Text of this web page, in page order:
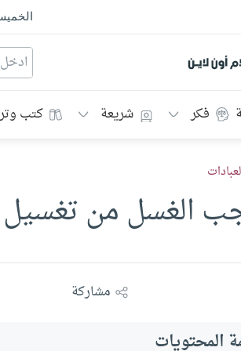
أون لاين
فكر شريعة كتب
الغسل من تغسيل
مشاركة
المحتويات